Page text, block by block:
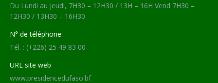
Du Lundi au jeudi, 7H30 – 12H30 / 13H – 16H Vend 7H30 –
12H30 / 13H30 – 16H30
N° de téléphone:
Tél. : (+226) 25 49 83 00
URL site web
www.presidencedufaso.bf